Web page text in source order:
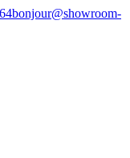
bonjour@showroom-